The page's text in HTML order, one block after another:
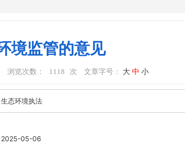
境监管的意见
浏览次数： 1118 次 文章字号： 大 中 小
生态环境执法
2025-05-06